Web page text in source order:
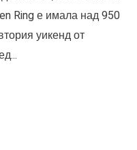
Ring е имала над 950
уикенд от